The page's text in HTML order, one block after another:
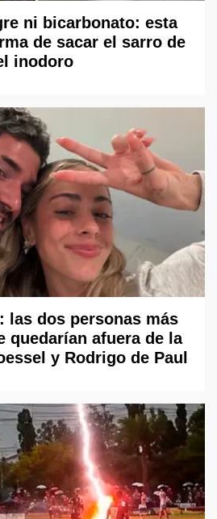
ni bicarbonato: esta
de sacar el sarro de
inodoro
las dos personas más
quedarían afuera de la
y Rodrigo de Paul